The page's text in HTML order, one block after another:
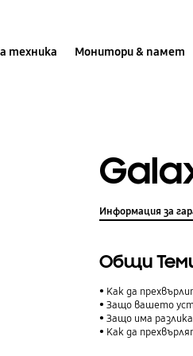
техника Монитори & памет
Информация за
Общи
Как да
Защо вашето
Защо има
Как да